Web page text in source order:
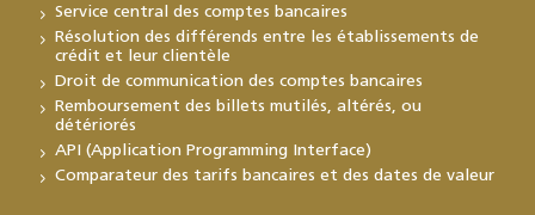
Service central des comptes bancaires
Résolution des différends entre les établissements de
crédit et leur clientèle
Droit de communication des comptes bancaires
Remboursement des billets mutilés, altérés, ou
détériorés
API (Application Programming Interface)
Comparateur des tarifs bancaires et des dates de valeur